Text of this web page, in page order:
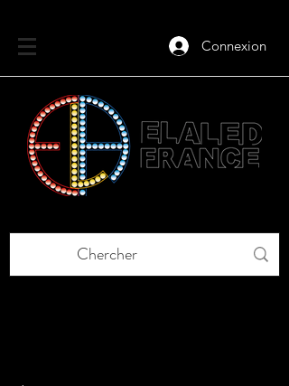
Connexion